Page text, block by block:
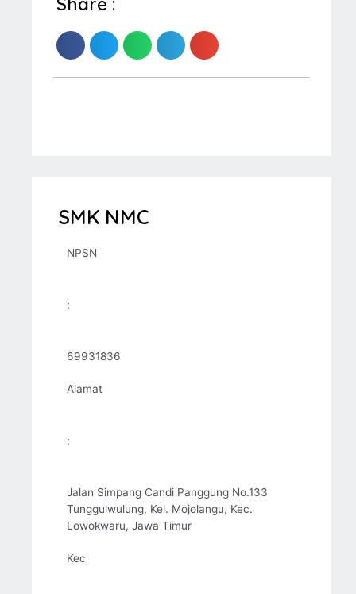
SMK NMC
NPSN
:
69931836
Alamat
:
Jalan Simpang Candi Panggung No.133
Tunggulwulung, Kel. Mojolangu, Kec.
Lowokwaru, Jawa Timur
Kec